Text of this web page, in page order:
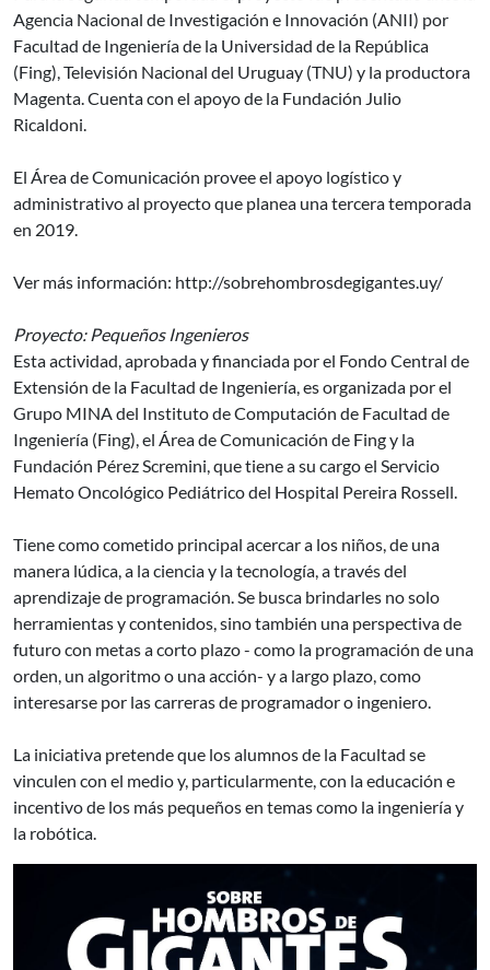
Agencia Nacional de Investigación e Innovación (ANII) por
Facultad de Ingeniería de la Universidad de la República
(Fing), Televisión Nacional del Uruguay (TNU) y la productora
Magenta. Cuenta con el apoyo de la Fundación Julio
Ricaldoni.
El Área de Comunicación provee el apoyo logístico y
administrativo al proyecto que planea una tercera temporada
en 2019.
Ver más información: http://sobrehombrosdegigantes.uy/
Proyecto: Pequeños Ingenieros
Esta actividad, aprobada y financiada por el Fondo Central de
Extensión de la Facultad de Ingeniería, es organizada por el
Grupo MINA del Instituto de Computación de Facultad de
Ingeniería (Fing), el Área de Comunicación de Fing y la
Fundación Pérez Scremini, que tiene a su cargo el Servicio
Hemato Oncológico Pediátrico del Hospital Pereira Rossell.
Tiene como cometido principal acercar a los niños, de una
manera lúdica, a la ciencia y la tecnología, a través del
aprendizaje de programación. Se busca brindarles no solo
herramientas y contenidos, sino también una perspectiva de
futuro con metas a corto plazo - como la programación de una
orden, un algoritmo o una acción- y a largo plazo, como
interesarse por las carreras de programador o ingeniero.
La iniciativa pretende que los alumnos de la Facultad se
vinculen con el medio y, particularmente, con la educación e
incentivo de los más pequeños en temas como la ingeniería y
la robótica.